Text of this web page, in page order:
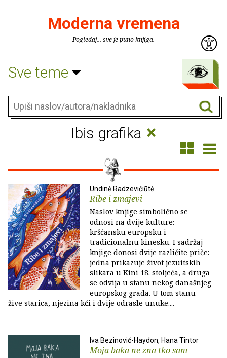
Moderna vremena
Pogledaj... sve je puno knjiga.
Sve teme
Ibis grafika ×
Undinė Radzevičiūtė
Ribe i zmajevi
Naslov knjige simbolično se
odnosi na dvije kulture:
kršćansku europsku i
tradicionalnu kinesku. I sadržaj
knjige donosi dvije različite priče:
jedna prikazuje život jezuitskih
slikara u Kini 18. stoljeća, a druga
se odvija u stanu nekog današnjeg
europskog grada. U tom stanu
žive starica, njezina kći i dvije odrasle unuke....
Iva Bezinović-Haydon, Hana Tintor
Moja baka ne zna tko sam